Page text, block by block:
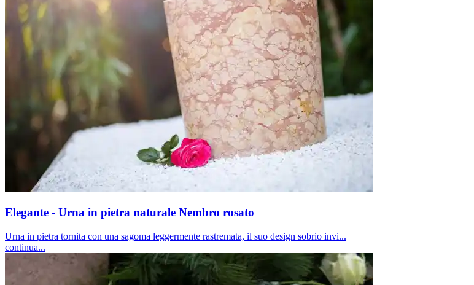
Elegante - Urna in pietra naturale Nembro rosato
Urna in pietra tornita con una sagoma leggermente rastremata, il suo design sobrio invi...
continua...